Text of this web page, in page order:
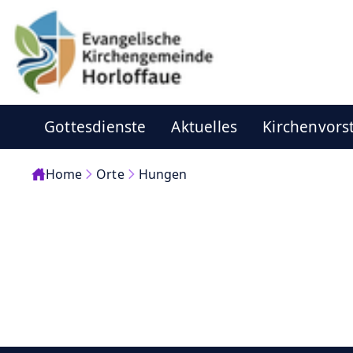
Gottesdienste Aktuelles
Home Orte Hungen